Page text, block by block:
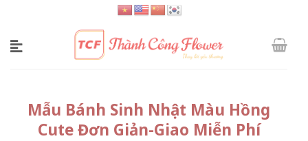
content
Mẫu Bánh Sinh Nhật Màu Hồng
Cute Đơn Giản-Giao Miễn Phí